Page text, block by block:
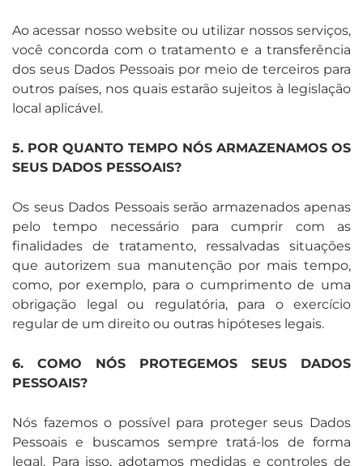
Ao acessar nosso website ou utilizar nossos serviços,
você concorda com o tratamento e a transferência
dos seus Dados Pessoais por meio de terceiros para
outros países, nos quais estarão sujeitos à legislação
local aplicável.
5. POR QUANTO TEMPO NÓS ARMAZENAMOS OS
SEUS DADOS PESSOAIS?
Os seus Dados Pessoais serão armazenados apenas
pelo tempo necessário para cumprir com as
finalidades de tratamento, ressalvadas situações
que autorizem sua manutenção por mais tempo,
como, por exemplo, para o cumprimento de uma
obrigação legal ou regulatória, para o exercício
regular de um direito ou outras hipóteses legais.
6. COMO NÓS PROTEGEMOS SEUS DADOS
PESSOAIS?
Nós fazemos o possível para proteger seus Dados
Pessoais e buscamos sempre tratá-los de forma
legal. Para isso, adotamos medidas e controles de